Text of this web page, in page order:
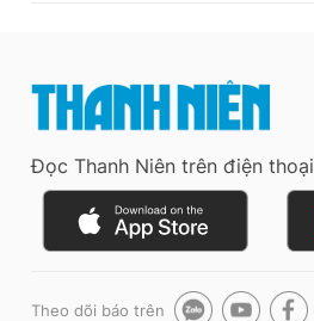
Đọc Thanh Niên trên điện thoại
Theo dõi báo trên